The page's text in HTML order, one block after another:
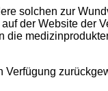
solchen zur
der Website der
die